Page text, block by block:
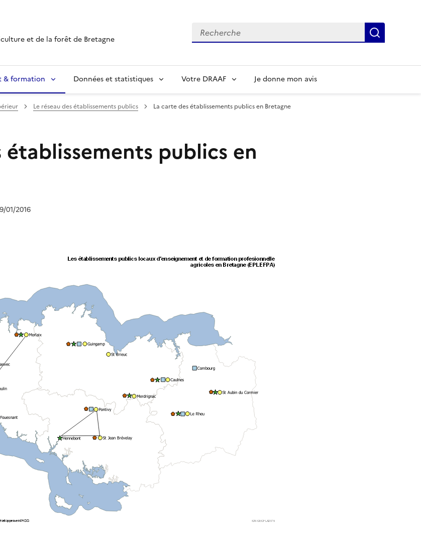
et de la forêt de Bretagne
Recherche
& formation Données et statistiques Votre DRAAF Je donne mon avis
Le réseau des établissements publics La carte des établissements publics en Bretagne
établissements publics en
01/2016